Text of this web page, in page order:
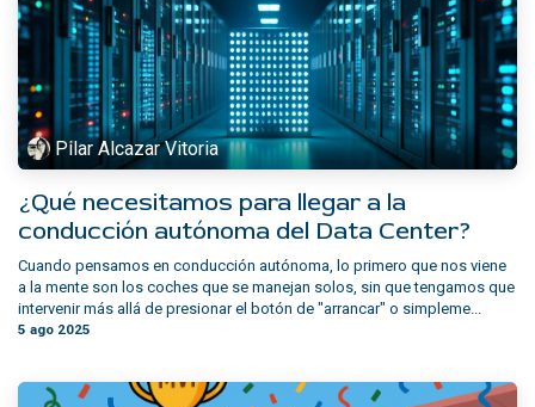
Pilar Alcazar Vitoria
¿Qué necesitamos para llegar a la
conducción autónoma del Data Center?
Cuando pensamos en conducción autónoma, lo primero que nos viene
a la mente son los coches que se manejan solos, sin que tengamos que
intervenir más allá de presionar el botón de "arrancar" o simpleme...
5 ago 2025